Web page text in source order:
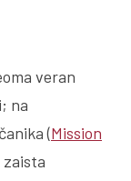
veran
na
(Mission
zaista